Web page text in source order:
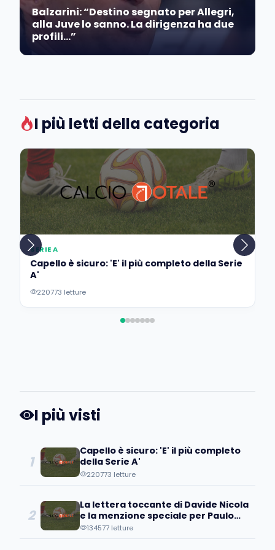
Balzarini: “Destino segnato per Allegri,
alla Juve lo sanno. La dirigenza ha due
profili…”
I più letti della categoria
SERIE A
Capello è sicuro: 'E' il più completo della Serie
A'
220773 letture
I più visti
1
Capello è sicuro: 'E' il più completo
della Serie A'
220773 letture
2
La lettera toccante di Davide Nicola
e la menzione speciale per Paulo
Coelho
134577 letture